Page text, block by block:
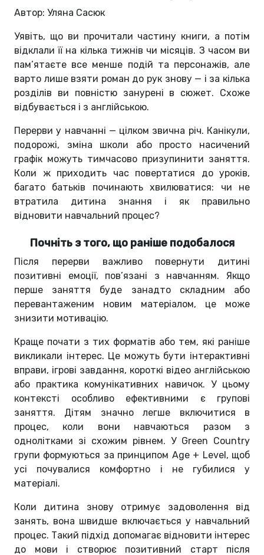
Автор: Уляна Сасюк
Уявіть, що ви прочитали частину книги, а потім
відклали її на кілька тижнів чи місяців. З часом ви
пам’ятаєте все менше подій та персонажів, але
варто лише взяти роман до рук знову — і за кілька
розділів ви повністю занурені в сюжет. Схоже
відбувається і з англійською.
Перерви у навчанні — цілком звична річ. Канікули,
подорожі, зміна школи або просто насичений
графік можуть тимчасово призупинити заняття.
Коли ж приходить час повертатися до уроків,
багато батьків починають хвилюватися: чи не
втратила дитина знання і як правильно
відновити навчальний процес?
Почніть з того, що раніше подобалося
Після перерви важливо повернути дитині
позитивні емоції, пов’язані з навчанням. Якщо
перше заняття буде занадто складним або
перевантаженим новим матеріалом, це може
знизити мотивацію.
Краще почати з тих форматів або тем, які раніше
викликали інтерес. Це можуть бути інтерактивні
вправи, ігрові завдання, короткі відео англійською
або практика комунікативних навичок. У цьому
контексті особливо ефективними є групові
заняття. Дітям значно легше включитися в
процес, коли вони навчаються разом з
однолітками зі схожим рівнем. У Green Country
групи формуються за принципом Age + Level, щоб
усі почувалися комфортно і не губилися у
матеріалі.
Коли дитина знову отримує задоволення від
занять, вона швидше включається у навчальний
процес. Такий підхід допомагає відновити інтерес
до мови і створює позитивний старт після